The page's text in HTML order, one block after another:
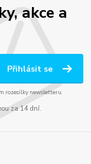
akce a
Přihlásit se
rozesílky newsletteru.
za 14 dní.